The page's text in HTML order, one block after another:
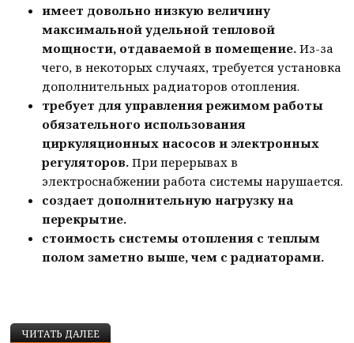
имеет довольно низкую величину
максимальной удельной тепловой
мощности, отдаваемой в помещение. Из-за
чего, в некоторых случаях, требуется установка
дополнительных радиаторов отопления.
требует для управления режимом работы
обязательного использования
циркуляционных насосов и электронных
регуляторов. При перерывах в
электроснабжении работа системы нарушается.
создает дополнительную нагрузку на
перекрытие.
стоимость системы отопления с теплым
полом заметно выше, чем с радиаторами.
ЧИТАТЬ ДАЛЕЕНУЖЕН ЛИ ТЕПЛЫЙ ПОЛ В ЧАСТНОМ ДОМЕ?